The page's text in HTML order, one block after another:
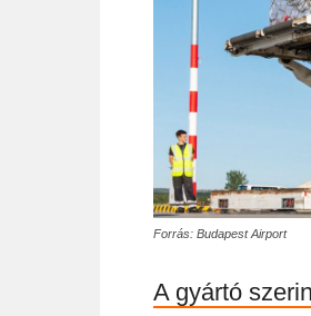
Forrás: Budapest Airport
A gyártó